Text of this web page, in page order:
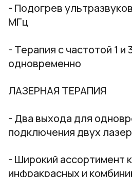
- Подогрев
МГц
- Терапия с частотой 1 и
одновременно
ЛАЗЕРНАЯ ТЕРАПИЯ
- Два выхода для
подключения двух
- Широкий ассортимент
инфракрасных и